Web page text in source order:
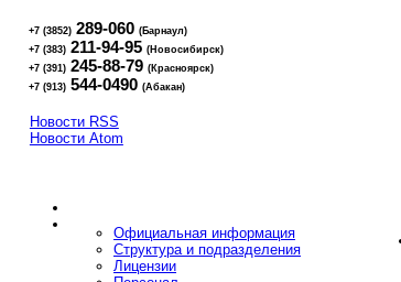
+7 (3852) 289-060 (Барнаул)
+7 (383) 211-94-95 (Новосибирск)
+7 (391) 245-88-79 (Красноярск)
+7 (913) 544-0490 (Абакан)
Новости RSS
Новости Atom
Официальная информация
Структура и подразделения
Лицензии